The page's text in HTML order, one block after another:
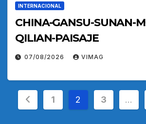
INTERNACIONAL
CHINA-GANSU-SUNAN-
QILIAN-PAISAJE
07/08/2026 VIMAG
Paginación
1 2 3 …